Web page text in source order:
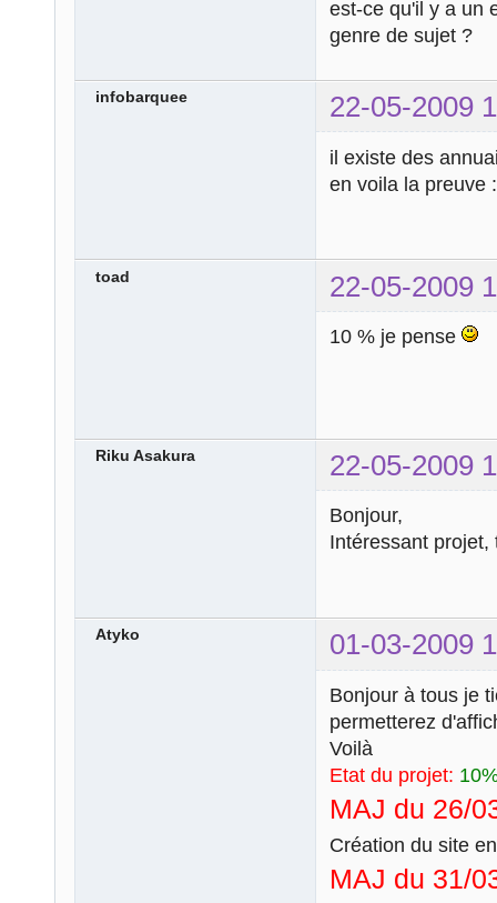
est-ce qu'il y a un
genre de sujet ?
infobarquee 22-05-2009
il existe des
en voila la preuve
toad 22-05-2009
10 % je pense
Riku Asakura 22-05-2009
Bonjour,
Intéressant
Atyko 01-03-2009
Bonjour à tous je
permetterez
Voilà
Etat du projet:
MAJ du 26/
Création du site
MAJ du 31/